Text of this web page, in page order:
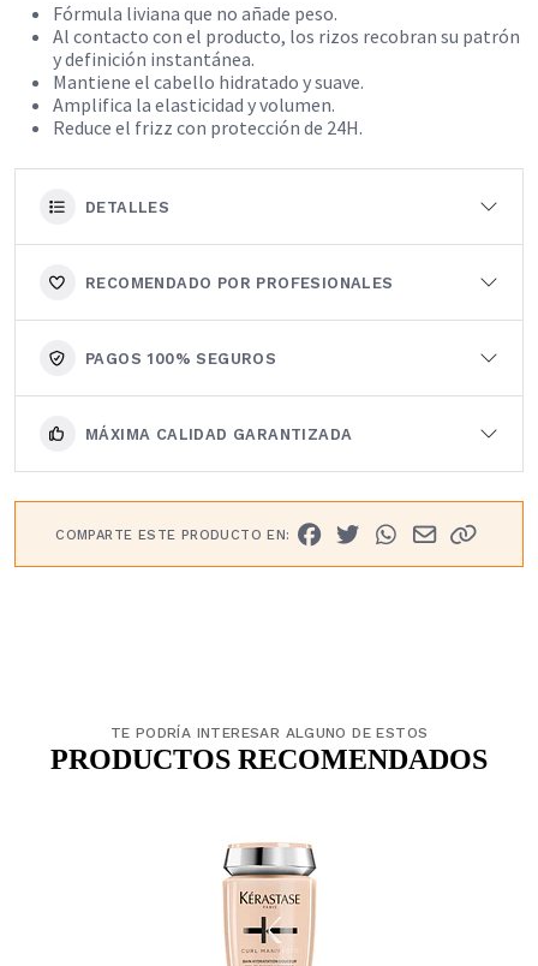
Fórmula liviana que no añade peso.
Al contacto con el producto, los rizos recobran su patrón
y definición instantánea.
Mantiene el cabello hidratado y suave.
Amplifica la elasticidad y volumen.
Reduce el frizz con protección de 24H.
DETALLES
RECOMENDADO POR PROFESIONALES
PAGOS 100% SEGUROS
MÁXIMA CALIDAD GARANTIZADA
COMPARTE ESTE PRODUCTO EN:
TE PODRÍA INTERESAR ALGUNO DE ESTOS
PRODUCTOS RECOMENDADOS